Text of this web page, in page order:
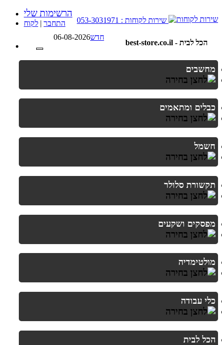
best-store.co.il - הכל לבית
06-08-2026
הרשימות שלי
התחבר | לקוח
חדש
מחשבים
כבלים ומתאמים
חשמל
תקשורת סלולר
מפסקים ושקעים
מולטימדיה
כלי עבודה
הכל לבית